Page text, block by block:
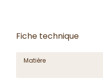
Fiche technique
Matière